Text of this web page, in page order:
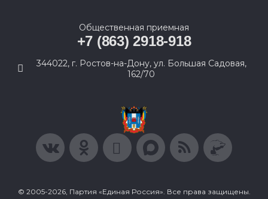
Общественная приемная
+7 (863) 2918-918
344022, г. Ростов-на-Дону, ул. Большая Садовая,
162/70
© 2005-2026, Партия «Единая Россия». Все права защищены.